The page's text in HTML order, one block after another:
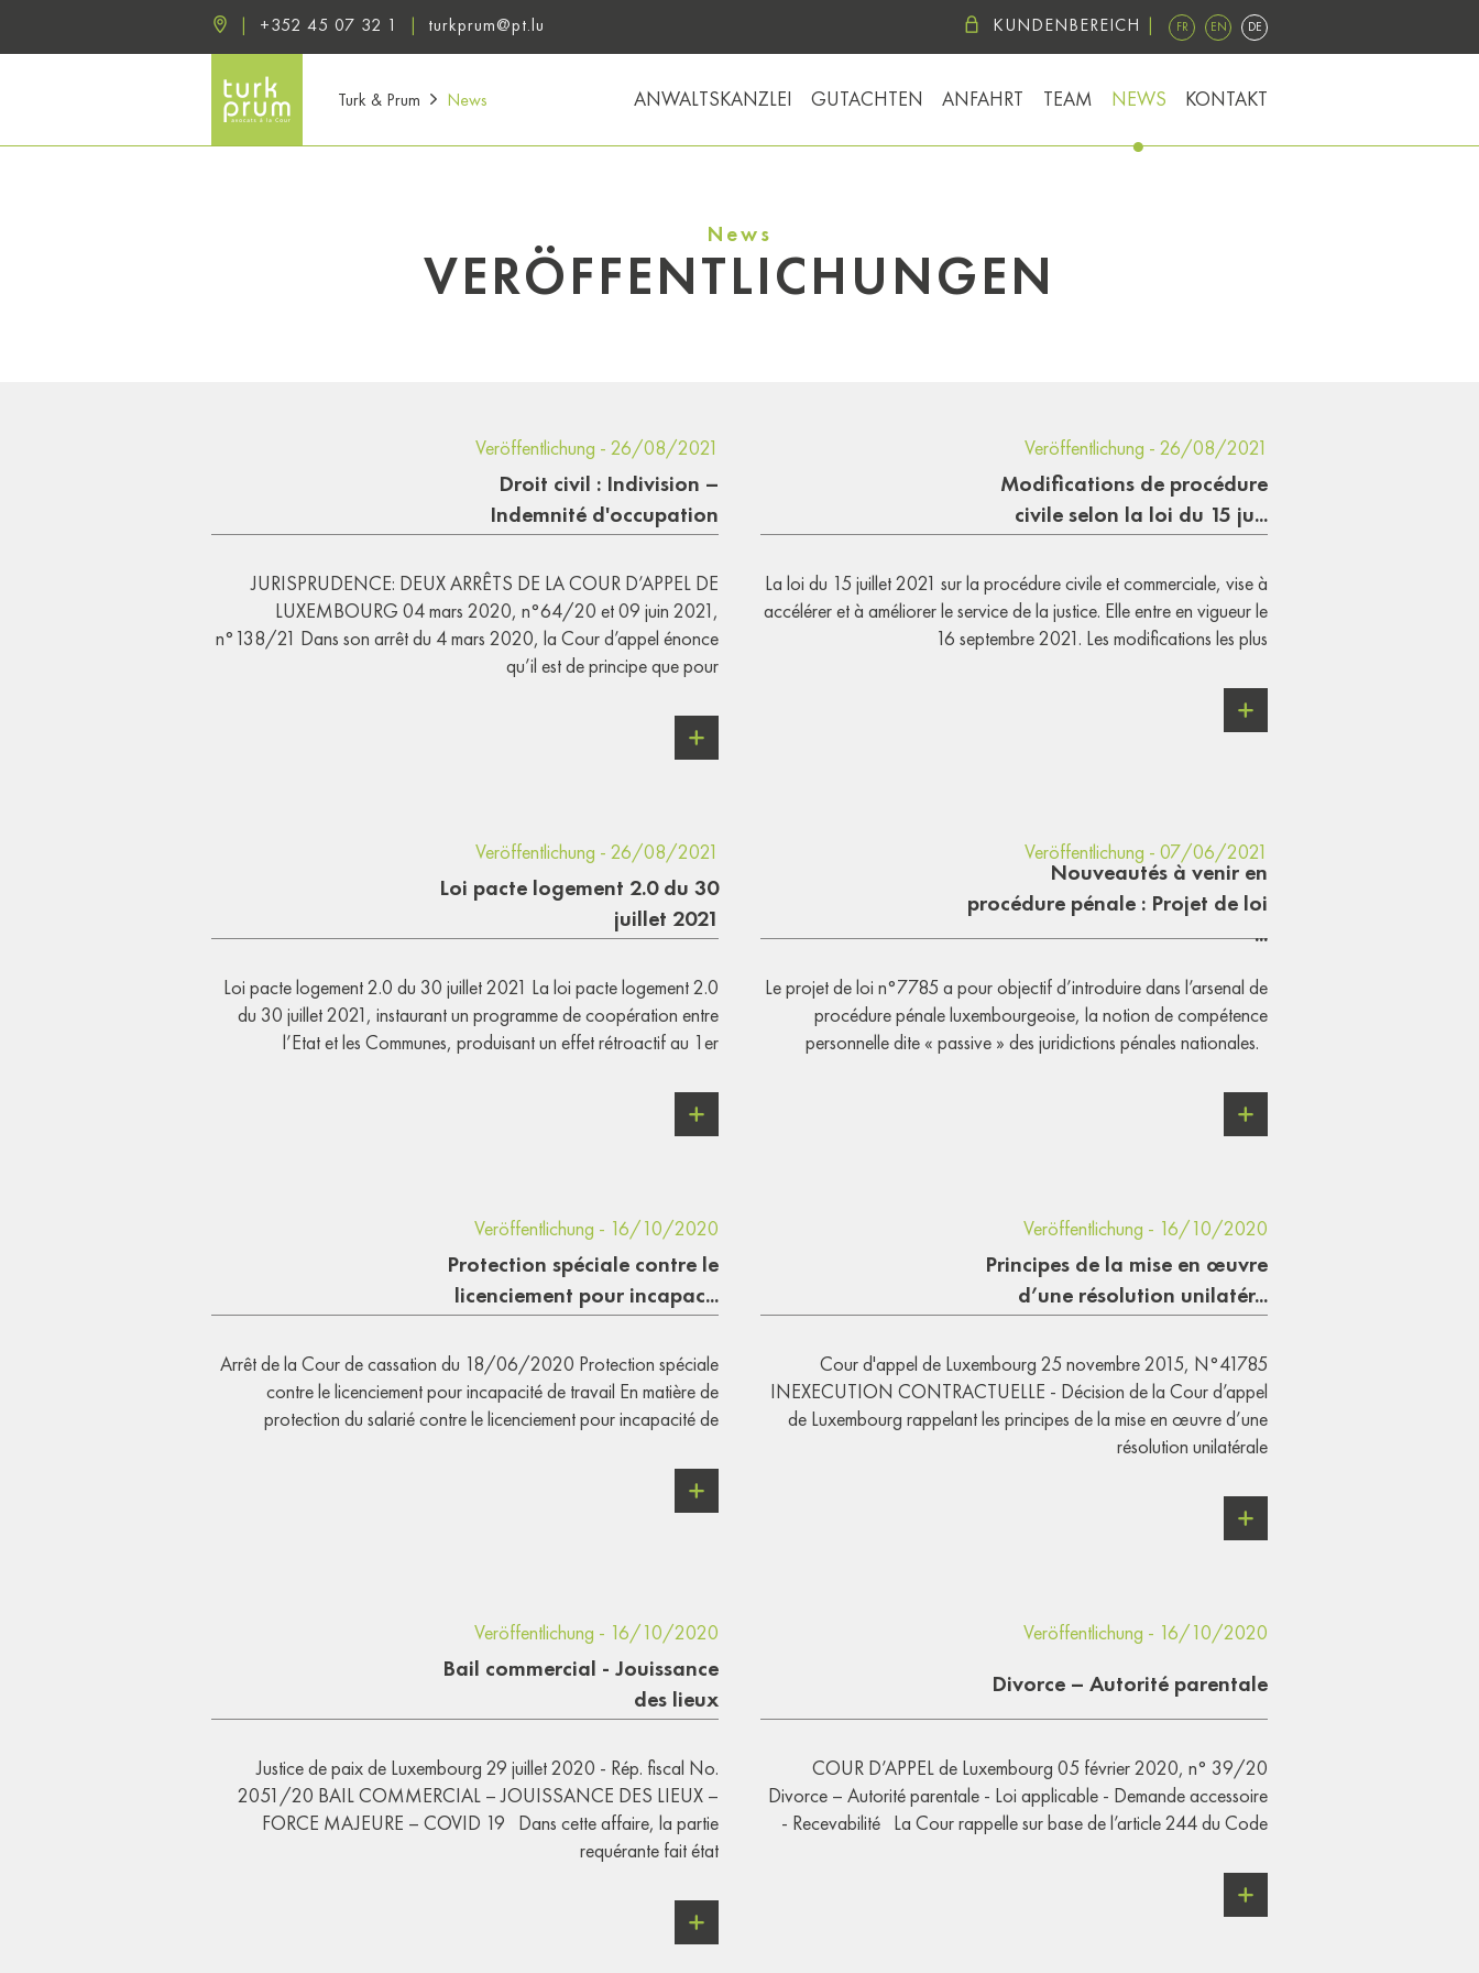
+352 45 07 32 1 turkprum@pt.lu KUNDENBEREICH FR EN DE
Turk & Prum News ANWALTSKANZLEI GUTACHTEN ANFAHRT TEAM NEWS KONTAKT
News
VERÖFFENTLICHUNGEN
Veröffentlichung - 26/08/2021
Droit civil : Indivision –
Indemnité d'occupation
JURISPRUDENCE: DEUX ARRÊTS DE LA COUR D’APPEL DE
LUXEMBOURG 04 mars 2020, n°64/20 et 09 juin 2021,
n°138/21 Dans son arrêt du 4 mars 2020, la Cour d’appel énonce
qu’il est de principe que pour
Veröffentlichung - 26/08/2021
Modifications de procédure
civile selon la loi du 15 ju...
La loi du 15 juillet 2021 sur la procédure civile et commerciale, vise à
accélérer et à améliorer le service de la justice. Elle entre en vigueur le
16 septembre 2021. Les modifications les plus
Veröffentlichung - 26/08/2021
Loi pacte logement 2.0 du 30
juillet 2021
Loi pacte logement 2.0 du 30 juillet 2021 La loi pacte logement 2.0
du 30 juillet 2021, instaurant un programme de coopération entre
l’Etat et les Communes, produisant un effet rétroactif au 1er
Veröffentlichung - 07/06/2021
Nouveautés à venir en
procédure pénale : Projet de loi
...
Le projet de loi n°7785 a pour objectif d’introduire dans l’arsenal de
procédure pénale luxembourgeoise, la notion de compétence
personnelle dite « passive » des juridictions pénales nationales.
Veröffentlichung - 16/10/2020
Protection spéciale contre le
licenciement pour incapac...
Arrêt de la Cour de cassation du 18/06/2020 Protection spéciale
contre le licenciement pour incapacité de travail En matière de
protection du salarié contre le licenciement pour incapacité de
Veröffentlichung - 16/10/2020
Principes de la mise en œuvre
d’une résolution unilatér...
Cour d'appel de Luxembourg 25 novembre 2015, N°41785
INEXECUTION CONTRACTUELLE - Décision de la Cour d’appel
de Luxembourg rappelant les principes de la mise en œuvre d’une
résolution unilatérale
Veröffentlichung - 16/10/2020
Bail commercial - Jouissance
des lieux
Justice de paix de Luxembourg 29 juillet 2020 - Rép. fiscal No.
2051/20 BAIL COMMERCIAL – JOUISSANCE DES LIEUX –
FORCE MAJEURE – COVID 19 Dans cette affaire, la partie
requérante fait état
Veröffentlichung - 16/10/2020
Divorce – Autorité parentale
COUR D’APPEL de Luxembourg 05 février 2020, n° 39/20
Divorce – Autorité parentale - Loi applicable - Demande accessoire
- Recevabilité La Cour rappelle sur base de l’article 244 du Code